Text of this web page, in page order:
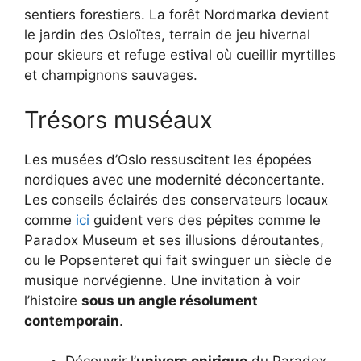
sentiers forestiers. La forêt Nordmarka devient
le jardin des Osloïtes, terrain de jeu hivernal
pour skieurs et refuge estival où cueillir myrtilles
et champignons sauvages.
Trésors muséaux
Les musées d’Oslo ressuscitent les épopées
nordiques avec une modernité déconcertante.
Les conseils éclairés des conservateurs locaux
comme ici guident vers des pépites comme le
Paradox Museum et ses illusions déroutantes,
ou le Popsenteret qui fait swinguer un siècle de
musique norvégienne. Une invitation à voir
l’histoire sous un angle résolument
contemporain.